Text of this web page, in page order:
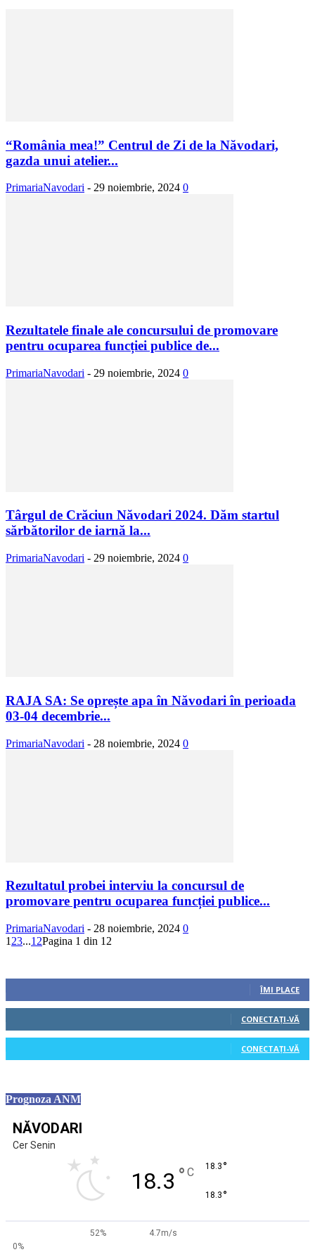
“România mea!” Centrul de Zi de la Năvodari,
gazda unui atelier...
PrimariaNavodari - 29 noiembrie, 2024 0
Rezultatele finale ale concursului de promovare
pentru ocuparea funcției publice de...
PrimariaNavodari - 29 noiembrie, 2024 0
Târgul de Crăciun Năvodari 2024. Dăm startul
sărbătorilor de iarnă la...
PrimariaNavodari - 29 noiembrie, 2024 0
RAJA SA: Se oprește apa în Năvodari în perioada
03-04 decembrie...
PrimariaNavodari - 28 noiembrie, 2024 0
Rezultatul probei interviu la concursul de
promovare pentru ocuparea funcției publice...
PrimariaNavodari - 28 noiembrie, 2024 0
1 23...12Pagina 1 din 12
ÎMI PLACE
CONECTAȚI-VĂ
CONECTAȚI-VĂ
Prognoza ANM
NĂVODARI
Cer Senin
18.3 ° C 18.3 °
18.3 °
52%
4.7m/s
0%